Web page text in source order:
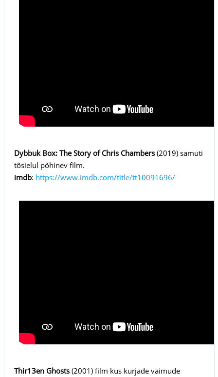
Dybbuk Box: The Story of Chris Chambers(2019) samuti
tõsielul põhinev film.
imdb: https://www.imdb.com/title/tt10091696/
Thir13en Ghosts(2001) film kus kurjade vaimude